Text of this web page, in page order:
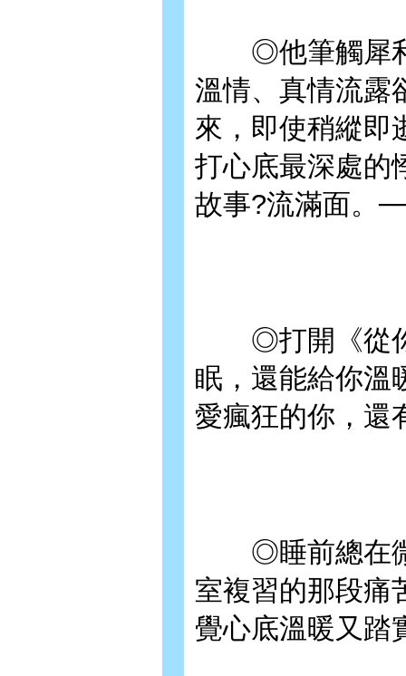
◎他筆觸犀利
溫情、真情流露
來，即使稍縱即
打心底最深處的
故事?流滿面。
◎打開《從你
眠，還能給你溫
愛瘋狂的你，還
◎睡前總在微
室複習的那段痛
覺心底溫暖又踏